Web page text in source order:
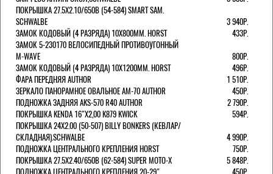
ПОКРЫШКА 27.5X2.10/650B (54-584) SMART SAM.
SCHWALBE
3 940Р.
ЗАМОК КОДОВЫЙ (4 РАЗРЯДА) 10Х800ММ. HORST
433Р.
ЗАМОК 5-230170 ВЕЛОСИПЕДНЫЙ ПРОТИВОУГОННЫЙ
M-WAVE
800Р.
ЗАМОК КОДОВЫЙ (4 РАЗРЯДА) 10Х1200ММ. HORST
496Р.
ФАРА ПЕРЕДНЯЯ AUTHOR
1 510Р.
ЗЕРКАЛО ПАНОРАМНОЕ ОВАЛЬНОЕ AM-70 AUTHOR
450Р.
ПОДНОЖКА ЗАДНЯЯ AKS-570 R40 AUTHOR
2 790Р.
ПОКРЫШКА KENDA 16"Х2,00 K879 KWICK
594Р.
ПОКРЫШКА 24X2.00 (50-507) BILLY BONKERS (КЕВЛАР/
СКЛАДНАЯ).SCHWALBE
4 990Р.
ПОДНОЖКА ЦЕНТРАЛЬНОГО КРЕПЛЕНИЯ HORST
750Р.
ПОКРЫШКА 27.5X2.40/650B (62-584) SUPER MOTO-X
5 848Р.
ПОДНОЖКА ЦЕНТРАЛЬНОГО КРЕПЛЕНИЯ 20-29"
450Р.